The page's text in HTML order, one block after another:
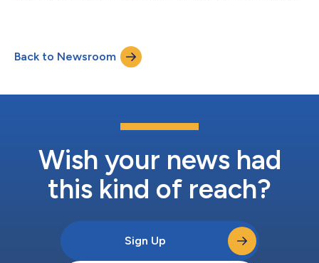
SPXY. SpaceX, la société aérospatiale et technologique fondée
par Elon Musk, a captivé l'imagination des investisseurs du
Back to Newsroom
Wish your news had
this kind of reach?
Sign Up